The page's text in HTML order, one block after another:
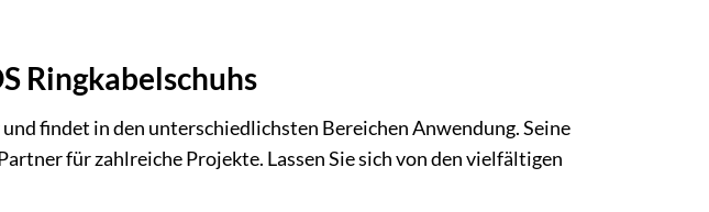
Ringkabelschuhs
findet in den unterschiedlichsten Bereichen Anwendung. Seine
für zahlreiche Projekte. Lassen Sie sich von den vielfältigen